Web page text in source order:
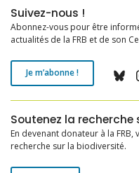
Suivez-nous !
Abonnez-vous pour être
actualités de la FRB et de son
Je m’abonne !
Soutenez la
En devenant donateur à la
recherche sur la biodiversité.